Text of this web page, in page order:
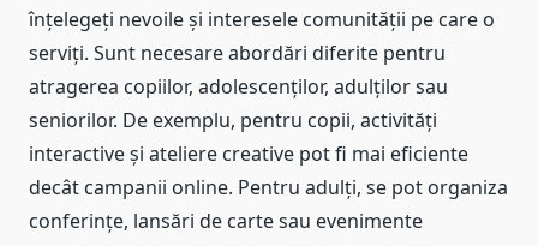
înțelegeți nevoile și interesele comunității pe care o
serviți. Sunt necesare abordări diferite pentru
atragerea copiilor, adolescenților, adulților sau
seniorilor. De exemplu, pentru copii, activități
interactive și ateliere creative pot fi mai eficiente
decât campanii online. Pentru adulți, se pot organiza
conferințe, lansări de carte sau evenimente